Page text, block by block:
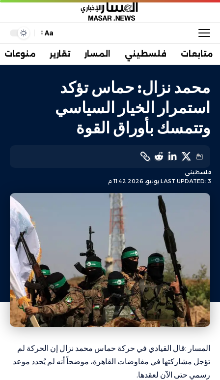
Aa
متابعات فلسطيني المسار تقارير منوعات
محمد نزال: حماس تؤكد
استمرار الخيار السياسي
وتتمسك بأوراق القوة
LAST UPDATED: 3 يونيو، 2026 11:42 م
فلسطيني
المسار :قال القيادي في حركة حماس محمد نزال إن الحركة لم
تؤجل مشاركتها في مفاوضات القاهرة، موضحاً أنه لم يُحدد موعد
رسمي حتى الآن لعقدها.